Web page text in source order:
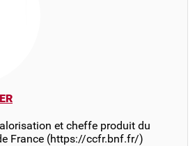
et cheffe produit du
France (https://ccfr.bnf.fr/)